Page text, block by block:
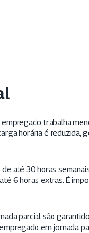
trabalha
horária é reduzida,
até 30 horas
6 horas extras. É
parcial são
em jornada